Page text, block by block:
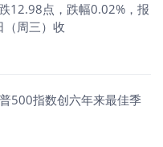
12.98点，跌幅0.02%，报
周三）收
500指数创六年来最佳季